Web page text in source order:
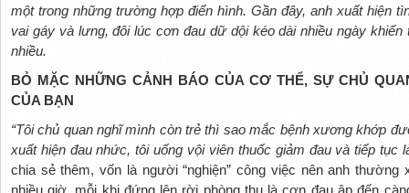
một trong những trường hợp điển hình. Gần đây, anh xuất hiện
vai gáy và lưng, đôi lúc cơn đau dữ dội kéo dài nhiều ngày
nhiều.
BỎ MẶC NHỮNG CẢNH BÁO CỦA CƠ THỂ, SỰ CHỦ
CỦA BẠN
“Tôi chủ quan nghĩ mình còn trẻ thì sao mắc bệnh xương khớp
xuất hiện đau nhức, tôi uống vội viên thuốc giảm đau và tiếp tục
chia sẻ thêm, vốn là người “nghiện” công việc nên anh thường
nhiều giờ, mỗi khi đứng lên rời phòng thu là cơn đau ập đến